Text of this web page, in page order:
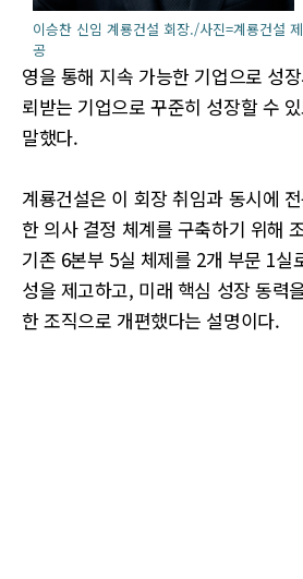
이승찬 신임 계룡건설 회장./사진=계룡건설 제
공
영을 통해 지속 가능한 기업으로 성
뢰받는 기업으로 꾸준히 성장할 수
말했다.
계룡건설은 이 회장 취임과 동시에
한 의사 결정 체계를 구축하기 위해
기존 6본부 5실 체제를 2개 부문 1실
성을 제고하고, 미래 핵심 성장 동력
한 조직으로 개편했다는 설명이다.